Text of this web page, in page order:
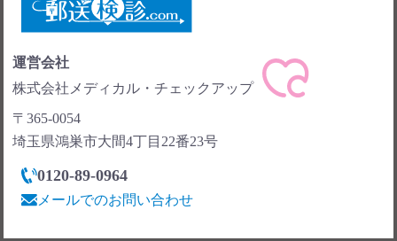
運営会社
株式会社メディカル・チェックアップ
〒365-0054
埼玉県鴻巣市大間4丁目22番23号
0120-89-0964
メールでのお問い合わせ